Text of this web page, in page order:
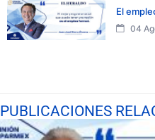
El
04
PUBLICACIONES